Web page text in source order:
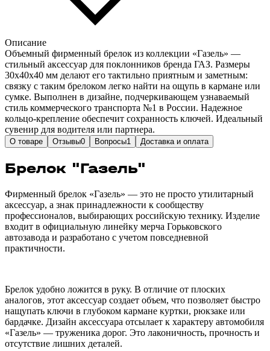
Описание
Объемный фирменный брелок из коллекции «Газель» —
стильный аксессуар для поклонников бренда ГАЗ. Размеры
30х40х40 мм делают его тактильно приятным и заметным:
связку с таким брелоком легко найти на ощупь в кармане или
сумке. Выполнен в дизайне, подчеркивающем узнаваемый
стиль коммерческого транспорта №1 в России. Надежное
кольцо-крепление обеспечит сохранность ключей. Идеальный
сувенир для водителя или партнера.
О товаре Отзывы0 Вопросы1 Доставка и оплата
Брелок "Газель"
Фирменный брелок «Газель» — это не просто утилитарный
аксессуар, а знак принадлежности к сообществу
профессионалов, выбирающих российскую технику. Изделие
входит в официальную линейку мерча Горьковского
автозавода и разработано с учетом повседневной
практичности.
Брелок удобно ложится в руку. В отличие от плоских
аналогов, этот аксессуар создает объем, что позволяет быстро
нащупать ключи в глубоком кармане куртки, рюкзаке или
бардачке. Дизайн аксессуара отсылает к характеру автомобиля
«Газель» — труженика дорог. Это лаконичность, прочность и
отсутствие лишних деталей.